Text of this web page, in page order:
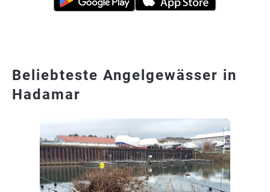
Beliebteste Angelgewässer in
Hadamar